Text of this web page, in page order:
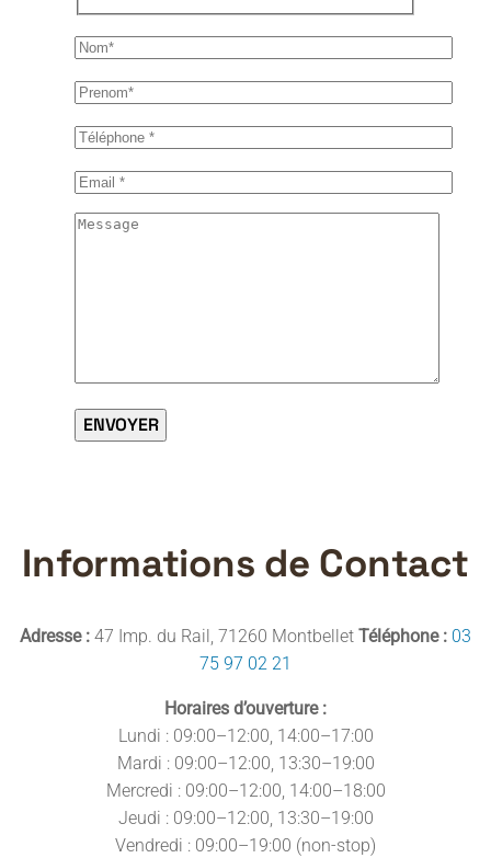
ENVOYER
Informations de Contact
Adresse : 47 Imp. du Rail, 71260 Montbellet Téléphone : 03
75 97 02 21
Horaires d’ouverture :
Lundi : 09:00–12:00, 14:00–17:00
Mardi : 09:00–12:00, 13:30–19:00
Mercredi : 09:00–12:00, 14:00–18:00
Jeudi : 09:00–12:00, 13:30–19:00
Vendredi : 09:00–19:00 (non-stop)